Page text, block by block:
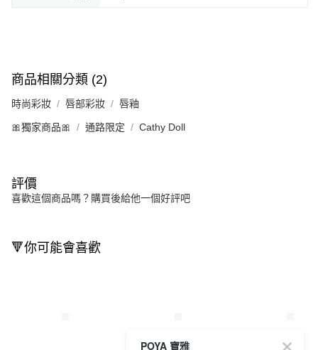
商品相關分類 (2)
時尚彩妝 唇部彩妝 唇釉
🎀獨家商品🎀 通路限定 Cathy Doll
評價
喜歡這個商品嗎？購買後給他一個好評吧
🔻你可能會喜歡
POYA 寶雅